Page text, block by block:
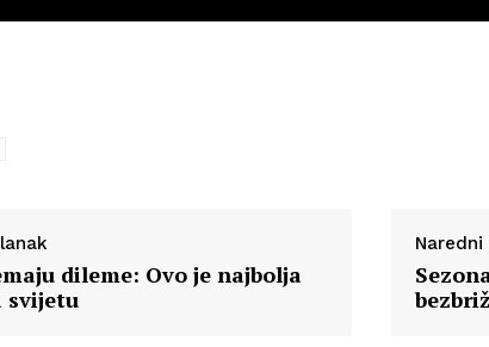
dileme: Ovo je najbolja
svijetu
Naredni